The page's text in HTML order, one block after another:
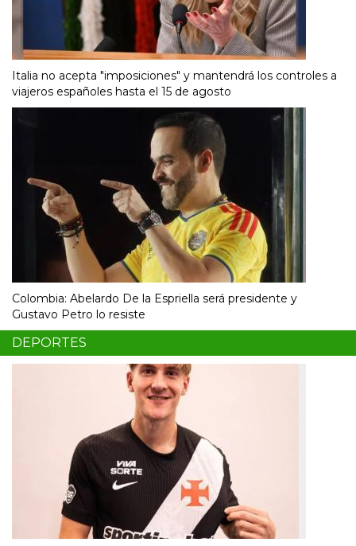
Italia no acepta "imposiciones" y mantendrá los controles a
viajeros españoles hasta el 15 de agosto
Colombia: Abelardo De la Espriella será presidente y
Gustavo Petro lo resiste
DEPORTES